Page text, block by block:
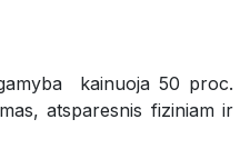
kainuoja 50 proc.
atsparesnis fiziniam ir